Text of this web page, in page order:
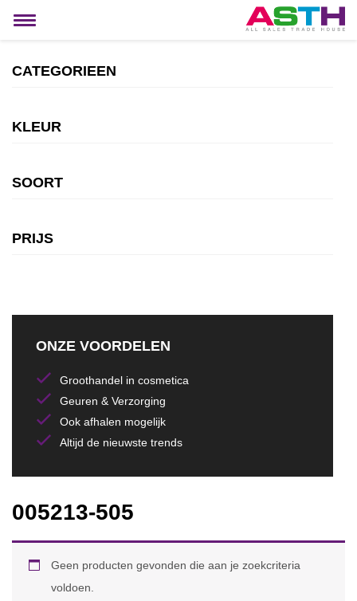
Toggle
CATEGORIEEN
KLEUR
SOORT
PRIJS
ONZE VOORDELEN
Groothandel in cosmetica
Geuren & Verzorging
Ook afhalen mogelijk
Altijd de nieuwste trends
005213-505
Geen producten gevonden die aan je zoekcriteria
voldoen.